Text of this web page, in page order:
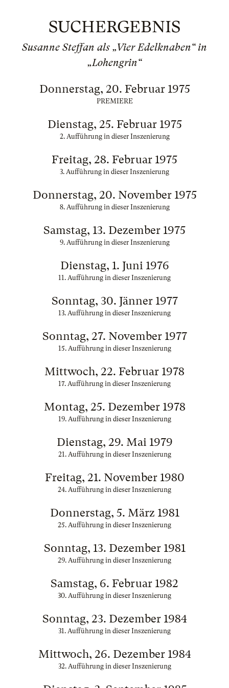
SUCHERGEBNIS
Susanne Steffan als „Vier Edelknaben“ in
„Lohengrin“
Donnerstag, 20. Februar 1975
PREMIERE
Dienstag, 25. Februar 1975
2. Aufführung in dieser Inszenierung
Freitag, 28. Februar 1975
3. Aufführung in dieser Inszenierung
Donnerstag, 20. November 1975
8. Aufführung in dieser Inszenierung
Samstag, 13. Dezember 1975
9. Aufführung in dieser Inszenierung
Dienstag, 1. Juni 1976
11. Aufführung in dieser Inszenierung
Sonntag, 30. Jänner 1977
13. Aufführung in dieser Inszenierung
Sonntag, 27. November 1977
15. Aufführung in dieser Inszenierung
Mittwoch, 22. Februar 1978
17. Aufführung in dieser Inszenierung
Montag, 25. Dezember 1978
19. Aufführung in dieser Inszenierung
Dienstag, 29. Mai 1979
21. Aufführung in dieser Inszenierung
Freitag, 21. November 1980
24. Aufführung in dieser Inszenierung
Donnerstag, 5. März 1981
25. Aufführung in dieser Inszenierung
Sonntag, 13. Dezember 1981
29. Aufführung in dieser Inszenierung
Samstag, 6. Februar 1982
30. Aufführung in dieser Inszenierung
Sonntag, 23. Dezember 1984
31. Aufführung in dieser Inszenierung
Mittwoch, 26. Dezember 1984
32. Aufführung in dieser Inszenierung